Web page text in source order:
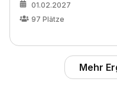
01.02.2027
97 Plätze
Mehr